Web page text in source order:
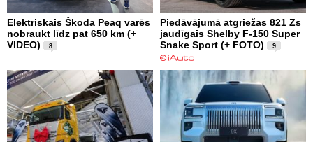
Elektriskais Škoda Peaq varēs
nobraukt līdz pat 650 km (+
VIDEO)
8
Piedāvājumā atgriežas 821 Zs
jaudīgais Shelby F-150 Super
Snake Sport (+ FOTO)
9